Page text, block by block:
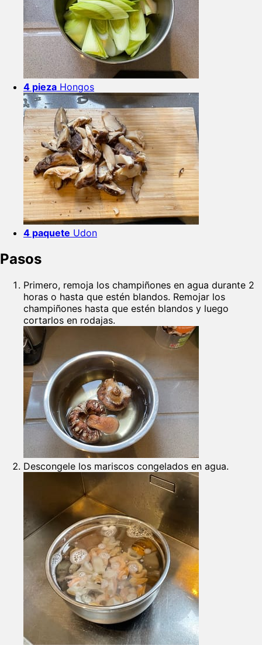
4 pieza Hongos
4 paquete Udon
Pasos
Primero, remoja los champiñones en agua durante 2
horas o hasta que estén blandos. Remojar los
champiñones hasta que estén blandos y luego
cortarlos en rodajas.
Descongele los mariscos congelados en agua.